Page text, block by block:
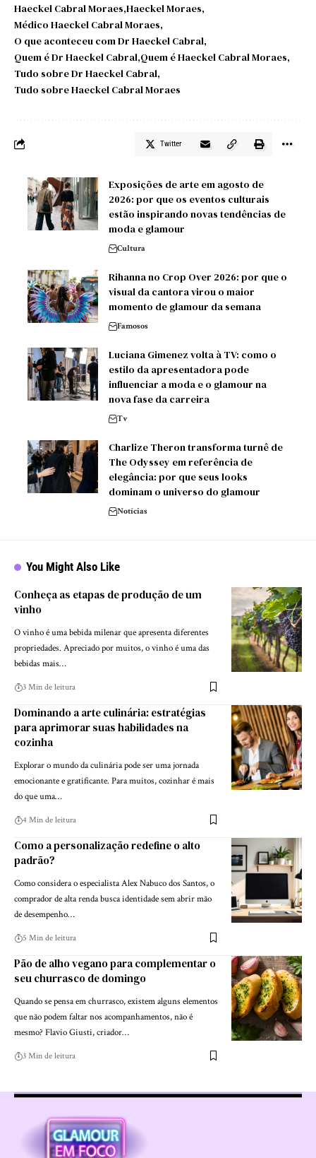
Haeckel Cabral Moraes Haeckel Moraes
Médico Haeckel Cabral Moraes
O que aconteceu com Dr Haeckel Cabral
Quem é Dr Haeckel Cabral Quem é Haeckel Cabral Moraes
Tudo sobre Dr Haeckel Cabral
Tudo sobre Haeckel Cabral Moraes
Twitter
Exposições de arte em agosto de
2026: por que os eventos culturais
estão inspirando novas tendências de
moda e glamour
Cultura
Rihanna no Crop Over 2026: por que o
visual da cantora virou o maior
momento de glamour da semana
Famosos
Luciana Gimenez volta à TV: como o
estilo da apresentadora pode
influenciar a moda e o glamour na
nova fase da carreira
Tv
Charlize Theron transforma turnê de
The Odyssey em referência de
elegância: por que seus looks
dominam o universo do glamour
Notícias
You Might Also Like
Conheça as etapas de produção de um
vinho
O vinho é uma bebida milenar que apresenta diferentes
propriedades. Apreciado por muitos, o vinho é uma das
bebidas mais…
3 Min de leitura
Dominando a arte culinária: estratégias
para aprimorar suas habilidades na
cozinha
Explorar o mundo da culinária pode ser uma jornada
emocionante e gratificante. Para muitos, cozinhar é mais
do que uma…
4 Min de leitura
Como a personalização redefine o alto
padrão?
Como considera o especialista Alex Nabuco dos Santos, o
comprador de alta renda busca identidade sem abrir mão
de desempenho…
5 Min de leitura
Pão de alho vegano para complementar o
seu churrasco de domingo
Quando se pensa em churrasco, existem alguns elementos
que não podem faltar nos acompanhamentos, não é
mesmo? Flavio Giusti, criador…
3 Min de leitura